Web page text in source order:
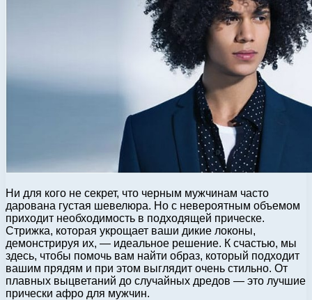
Ни для кого не секрет, что черным мужчинам часто
дарована густая шевелюра. Но с невероятным объемом
приходит необходимость в подходящей прическе.
Стрижка, которая укрощает ваши дикие локоны,
демонстрируя их, — идеальное решение. К счастью, мы
здесь, чтобы помочь вам найти образ, который подходит
вашим прядям и при этом выглядит очень стильно. От
плавных выцветаний до случайных дредов — это лучшие
прически афро для мужчин.